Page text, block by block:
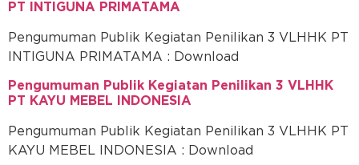
PT INTIGUNA PRIMATAMA
Pengumuman Publik Kegiatan Penilikan 3 VLHHK PT
INTIGUNA PRIMATAMA : Download
Pengumuman Publik Kegiatan Penilikan 3 VLHHK
PT KAYU MEBEL INDONESIA
Pengumuman Publik Kegiatan Penilikan 3 VLHHK PT
KAYU MEBEL INDONESIA : Download